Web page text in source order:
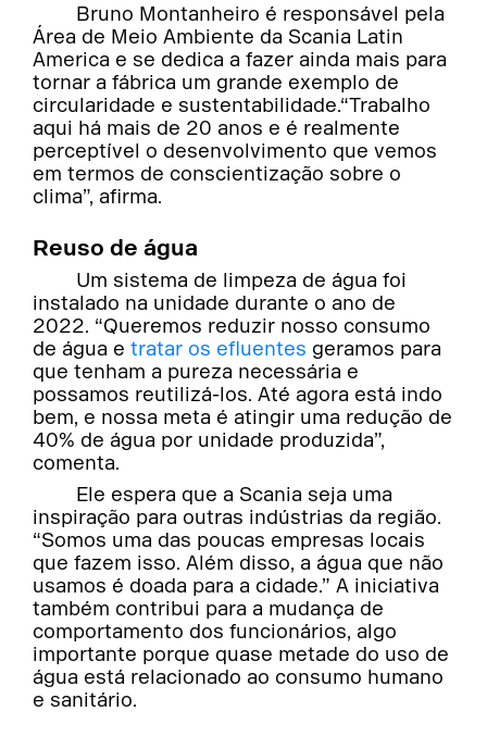
Bruno Montanheiro é responsável pela
Área de Meio Ambiente da Scania Latin
America e se dedica a fazer ainda mais para
tornar a fábrica um grande exemplo de
circularidade e sustentabilidade.“Trabalho
aqui há mais de 20 anos e é realmente
perceptível o desenvolvimento que vemos
em termos de conscientização sobre o
clima”, afirma.
Reuso de água
Um sistema de limpeza de água foi
instalado na unidade durante o ano de
2022. “Queremos reduzir nosso consumo
de água etratar os efluentes geramos para
que tenham a pureza necessária e
possamos reutilizá-los. Até agora está indo
bem, e nossa meta é atingir uma redução de
40% de água por unidade produzida”,
comenta.
Ele espera que a Scania seja uma
inspiração para outras indústrias da região.
“Somos uma das poucas empresas locais
que fazem isso. Além disso, a água que não
usamos é doada para a cidade.” A iniciativa
também contribui para a mudança de
comportamento dos funcionários, algo
importante porque quase metade do uso de
água está relacionado ao consumo humano
e sanitário.